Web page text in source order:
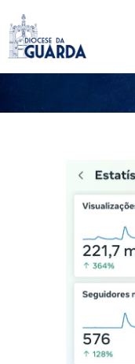
HOME
AGENDA
SENTIR